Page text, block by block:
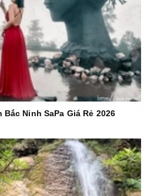
Ninh SaPa Giá Rẻ 2026